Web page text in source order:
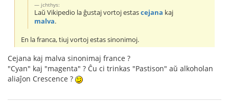
jchthys:
Laŭ Vikipedio la ĝustaj vortoj estascejana kaj
malva.
En la franca, tiuj vortoj estas sinonimoj.
Cejana kaj malva sinonimaj france ?
"Cyan" kaj "magenta" ? Ĉu ci trinkas "Pastison" aŭ alkoholan
aliaĵon Crescence ?